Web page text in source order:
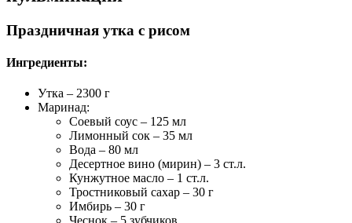
Праздничная утка с рисом
Ингредиенты:
Утка – 2300 г
Маринад:
Соевый соус – 125 мл
Лимонный сок – 35 мл
Вода – 80 мл
Десертное вино (мирин) – 3 ст.л.
Кунжутное масло – 1 ст.л.
Тростниковый сахар – 30 г
Имбирь – 30 г